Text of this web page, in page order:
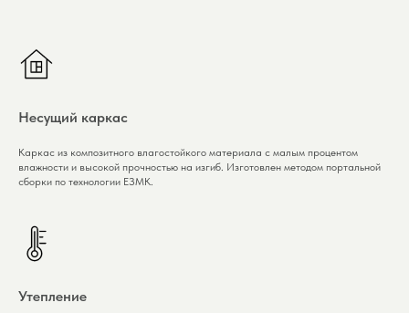
Несущий каркас
Каркас из композитного влагостойкого материала с малым процентом
влажности и высокой прочностью на изгиб. Изготовлен методом портальной
сборки по технологии ЕЗМК.
Утепление